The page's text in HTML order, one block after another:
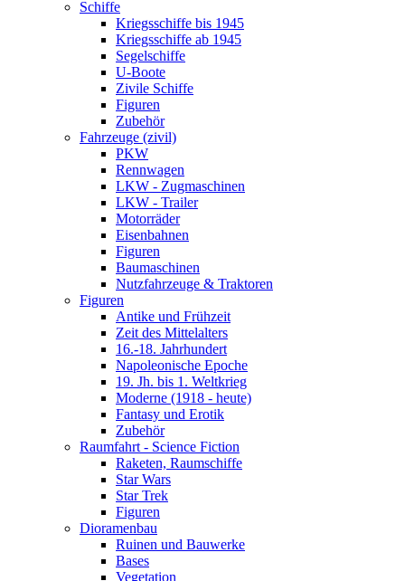
Schiffe
Kriegsschiffe bis 1945
Kriegsschiffe ab 1945
Segelschiffe
U-Boote
Zivile Schiffe
Figuren
Zubehör
Fahrzeuge (zivil)
PKW
Rennwagen
LKW - Zugmaschinen
LKW - Trailer
Motorräder
Eisenbahnen
Figuren
Baumaschinen
Nutzfahrzeuge & Traktoren
Figuren
Antike und Frühzeit
Zeit des Mittelalters
16.-18. Jahrhundert
Napoleonische Epoche
19. Jh. bis 1. Weltkrieg
Moderne (1918 - heute)
Fantasy und Erotik
Zubehör
Raumfahrt - Science Fiction
Raketen, Raumschiffe
Star Wars
Star Trek
Figuren
Dioramenbau
Ruinen und Bauwerke
Bases
Vegetation